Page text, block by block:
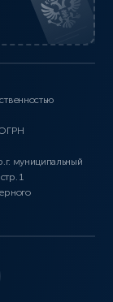
муниципальный
1